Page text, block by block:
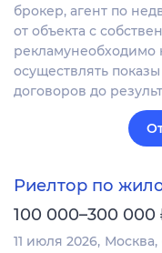
брокер, агент по
от объекта с
рекламунеобходимо
осуществлять
договоров до
Риелтор по
100 000–300 000
11 июля 2026 Москва